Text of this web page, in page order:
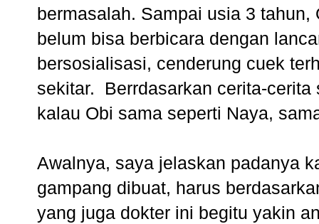
bermasalah. Sampai usia 3
belum bisa berbicara dengan
bersosialisasi, cenderung cuek
sekitar. Berrdasarkan cerita-
kalau Obi sama seperti Naya,
Awalnya, saya jelaskan padanya
gampang dibuat, harus
yang juga dokter ini begitu yakin